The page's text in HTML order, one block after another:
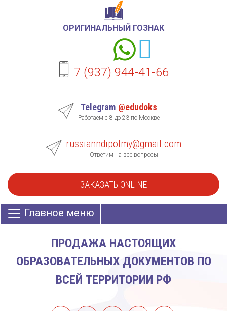
ОРИГИНАЛЬНЫЙ ГОЗНАК
7 (937) 944-41-66
Telegram @edudoks
Работаем с 8 до 23 по Москве
russianndipolmy@gmail.com
Ответим на все вопросы
ЗАКАЗАТЬ ONLINE
Главное меню
ПРОДАЖА НАСТОЯЩИХ
ОБРАЗОВАТЕЛЬНЫХ ДОКУМЕНТОВ ПО
ВСЕЙ ТЕРРИТОРИИ РФ